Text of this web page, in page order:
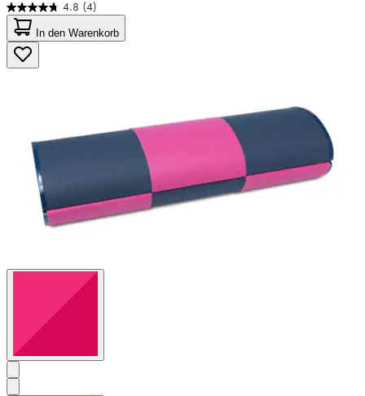
4.8 (4)
4.8
von
5
Sternen.
4
In den Warenkorb